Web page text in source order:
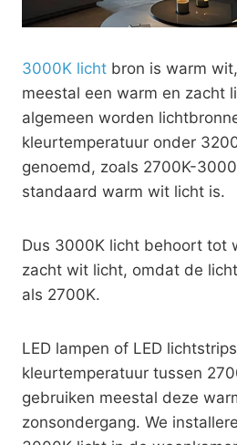
3000K licht bron is warm
meestal een warm en zacht
algemeen worden
kleurtemperatuur onder
genoemd, zoals 2700K-
standaard warm wit licht is.
Dus 3000K licht behoort tot
zacht wit licht, omdat de
als 2700K.
LED lampen of LED
kleurtemperatuur tussen
gebruiken meestal deze
zonsondergang. We